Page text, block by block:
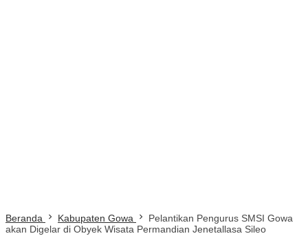
Beranda Kabupaten Gowa
Pelantikan Pengurus SMSI Gowa
akan Digelar di Obyek Wisata Permandian Jenetallasa Sileo